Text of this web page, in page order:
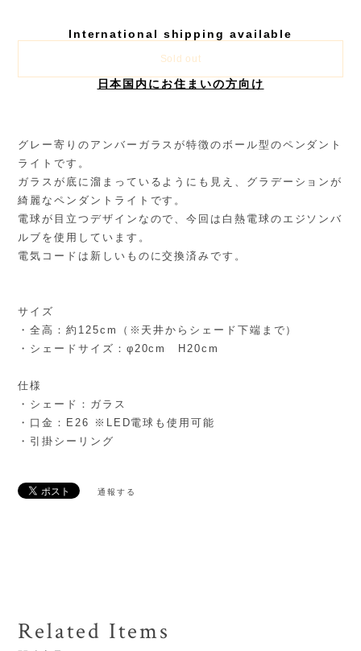
International shipping available
Sold out
日本国内にお住まいの方向け
グレー寄りのアンバーガラスが特徴のボール型のペンダント
ライトです。
ガラスが底に溜まっているようにも見え、グラデーションが
綺麗なペンダントライトです。
電球が目立つデザインなので、今回は白熱電球のエジソンバ
ルブを使用しています。
電気コードは新しいものに交換済みです。
サイズ
・全高：約125cm（※天井からシェード下端まで）
・シェードサイズ：φ20cm H20cm
仕様
・シェード：ガラス
・口金：E26 ※LED電球も使用可能
・引掛シーリング
通報する
Related Items